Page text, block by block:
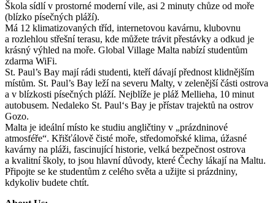
Škola sídlí v prostorné moderní vile, asi 2 minuty chůze od moře
(blízko písečných pláží).
Má 12 klimatizovaných tříd, internetovou kavárnu, klubovnu
a rozlehlou střešní terasu, kde můžete trávit přestávky a odkud je
krásný výhled na moře. Global Village Malta nabízí studentům
zdarma WiFi.
St. Paul’s Bay mají rádi studenti, kteří dávají přednost klidnějším
místům. St. Paul’s Bay leží na severu Malty, v zelenější části ostrova
a v blízkosti písečných pláží. Nejblíže je pláž Mellieha, 10 minut
autobusem. Nedaleko St. Paul‘s Bay je přístav trajektů na ostrov
Gozo.
Malta je ideální místo ke studiu angličtiny v „prázdninové
atmosféře“. Křišťálově čisté moře, středomořské klima, úžasné
kavárny na pláži, fascinující historie, velká bezpečnost ostrova
a kvalitní školy, to jsou hlavní důvody, které Čechy lákají na Maltu.
Připojte se ke studentům z celého světa a užijte si prázdniny,
kdykoliv budete chtít.